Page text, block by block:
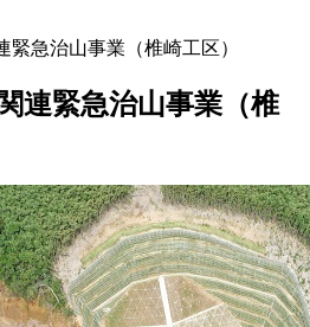
緊急治山事業（椎崎工区）
連緊急治山事業（椎